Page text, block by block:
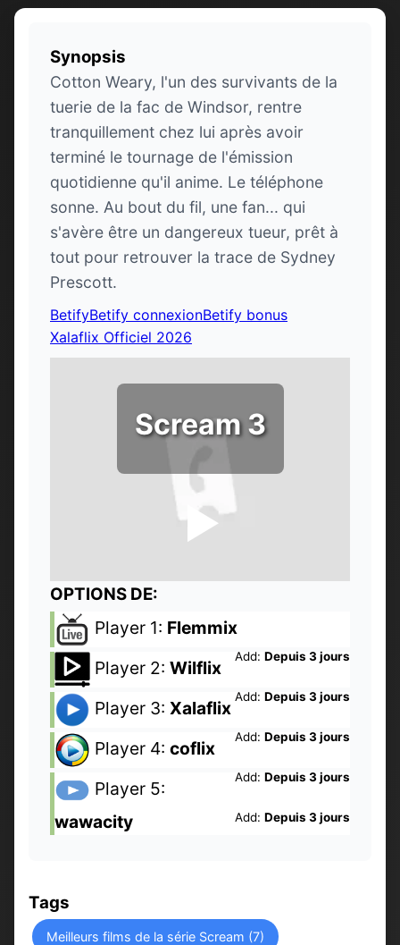
Synopsis
Cotton Weary, l'un des survivants de la
tuerie de la fac de Windsor, rentre
tranquillement chez lui après avoir
terminé le tournage de l'émission
quotidienne qu'il anime. Le téléphone
sonne. Au bout du fil, une fan... qui
s'avère être un dangereux tueur, prêt à
tout pour retrouver la trace de Sydney
Prescott.
BetifyBetify connexionBetify bonus
Xalaflix Officiel 2026
Scream 3
OPTIONS DE:
Player 1: Flemmix
Add: Depuis 3 jours
Player 2: Wilflix
Add: Depuis 3 jours
Player 3: Xalaflix
Add: Depuis 3 jours
Player 4: coflix
Add: Depuis 3 jours
Player 5:
wawacity
Add: Depuis 3 jours
Tags
Meilleurs films de la série Scream (7)